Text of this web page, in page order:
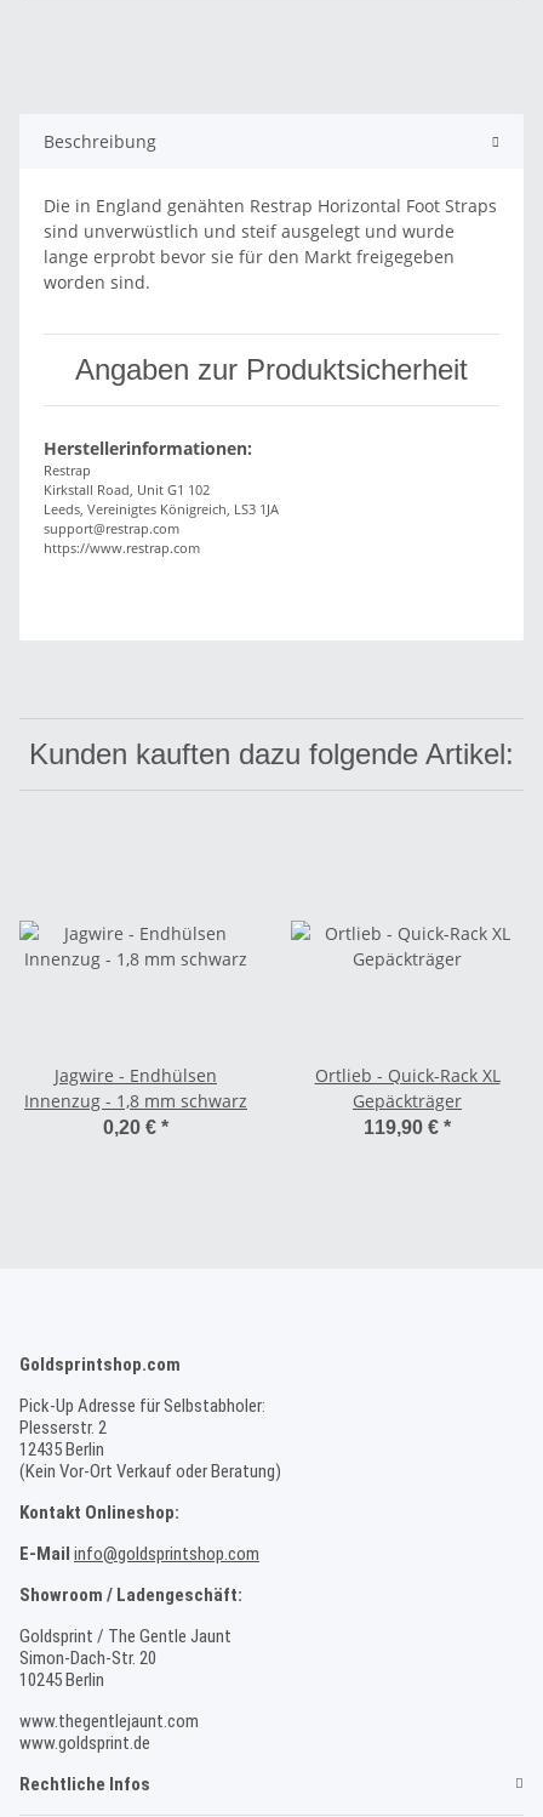
Beschreibung
Die in England genähten Restrap Horizontal Foot Straps
sind unverwüstlich und steif ausgelegt und wurde
lange erprobt bevor sie für den Markt freigegeben
worden sind.
Angaben zur Produktsicherheit
Herstellerinformationen:
Restrap
Kirkstall Road, Unit G1 102
Leeds, Vereinigtes Königreich, LS3 1JA
support@restrap.com
https://www.restrap.com
Kunden kauften dazu folgende Artikel:
Jagwire - Endhülsen
Innenzug - 1,8 mm schwarz
0,20 € *
Ortlieb - Quick-Rack XL
Gepäckträger
119,90 € *
Goldsprintshop.com
Pick-Up Adresse für Selbstabholer:
Plesserstr. 2
12435 Berlin
(Kein Vor-Ort Verkauf oder Beratung)
Kontakt Onlineshop:
E-Mail info@goldsprintshop.com
Showroom / Ladengeschäft:
Goldsprint / The Gentle Jaunt
Simon-Dach-Str. 20
10245 Berlin
www.thegentlejaunt.com
www.goldsprint.de
Rechtliche Infos